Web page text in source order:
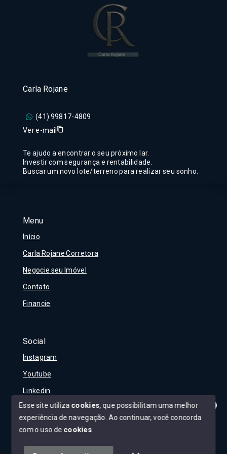
Olá! Tudo bem?
Menu
Início
Carla Rojane Corretora
Negocie seu Imóvel
Contato
Financie
Social
Instagram
Youtube
Linkedin
© Copyright 2026 - Carla Rojane - Todos os direitos
Carla Rojane
(41) 99817-4809
Ver e-mail
Te ajudo a encontrar o seu próximo lar.
Investir com segurança e rentabilidade.
Buscar um novo lote/terreno para realizar seu sonho.
Esse site utiliza cookies, que possibilitam uma melhor
experiência de navegação. Ao continuar, você concorda
com o uso de cookies